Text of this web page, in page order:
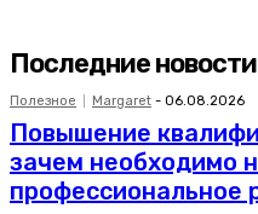
Последние новости
Полезное Margaret - 06.08.2026
Повышение
зачем необходимо
профессиональное